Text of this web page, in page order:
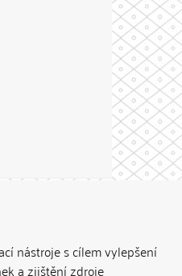
nástroje s cílem vylepšení
a zjištění zdroje